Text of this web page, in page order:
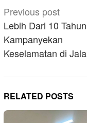
Post
navigation
Previous post
Lebih Dari 10
Kampanyekan
Keselamatan di
RELATED POSTS